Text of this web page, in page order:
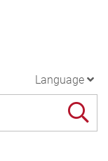
Language